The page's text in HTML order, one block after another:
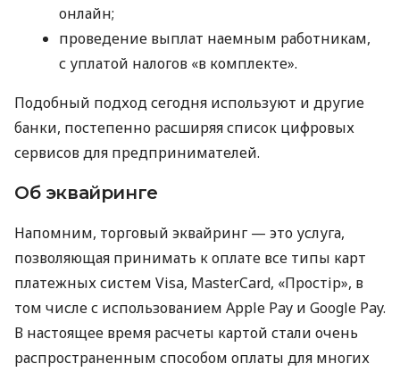
онлайн;
проведение выплат наемным работникам,
с уплатой налогов «в комплекте».
Подобный подход сегодня используют и другие
банки, постепенно расширяя список цифровых
сервисов для предпринимателей.
Об эквайринге
Напомним, торговый эквайринг — это услуга,
позволяющая принимать к оплате все типы карт
платежных систем Visa, MasterCard, «Простір», в
том числе с использованием Apple Pay и Google Pay.
В настоящее время расчеты картой стали очень
распространенным способом оплаты для многих